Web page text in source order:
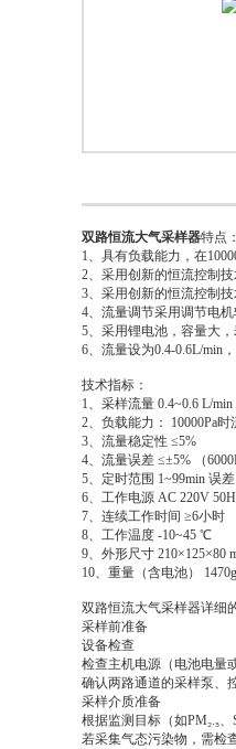
双路恒流大气采样器特点
1、具有负载能力，在
2、采用创新的恒流控制
3、采用创新的恒流控制
4、流量调节采用调节电
5、采用锂电池，容量大
6、流量设为0.4-0.6L/min
技术指标：
1、采样流量 0.4~0.6 L/min
2、负载能力： 10000Pa
3、流量稳定性 ≤5%
4、流量误差 ≤±5% （
5、定时范围 1~99min 误
6、工作电源 AC 220V
7、连续工作时间 ≥6小时
8、工作温度 -10~45 ℃
9、外形尺寸 210×125×80
10、重量（含电池） 1470g
双路恒流大气采样器详细
采样前准备
设备检查
检查主机电源（电池电量
确认两路通道的采样泵、
采样介质准备
根据监测目标（如PM₂.₅
若采集气态污染物，需检